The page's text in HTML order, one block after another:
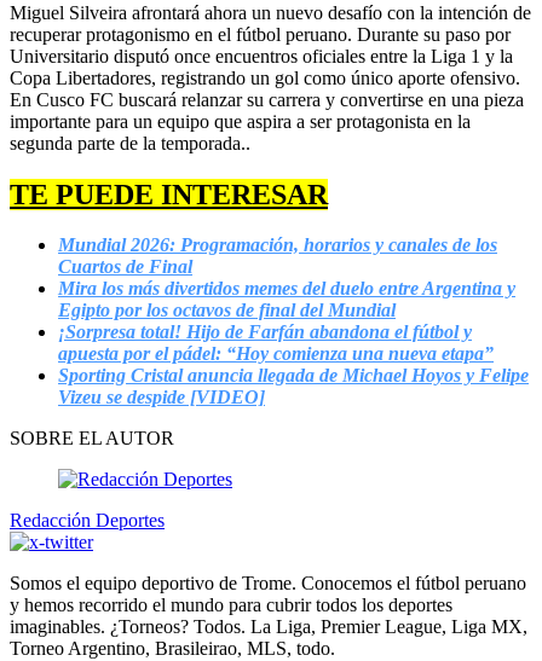
Miguel Silveira afrontará ahora un nuevo desafío con la intención de
recuperar protagonismo en el fútbol peruano. Durante su paso por
Universitario disputó once encuentros oficiales entre la Liga 1 y la
Copa Libertadores, registrando un gol como único aporte ofensivo.
En Cusco FC buscará relanzar su carrera y convertirse en una pieza
importante para un equipo que aspira a ser protagonista en la
segunda parte de la temporada..
TE PUEDE INTERESAR
Mundial 2026: Programación, horarios y canales de los
Cuartos de Final
Mira los más divertidos memes del duelo entre Argentina y
Egipto por los octavos de final del Mundial
¡Sorpresa total! Hijo de Farfán abandona el fútbol y
apuesta por el pádel: “Hoy comienza una nueva etapa”
Sporting Cristal anuncia llegada de Michael Hoyos y Felipe
Vizeu se despide [VIDEO]
SOBRE EL AUTOR
Redacción Deportes
Somos el equipo deportivo de Trome. Conocemos el fútbol peruano
y hemos recorrido el mundo para cubrir todos los deportes
imaginables. ¿Torneos? Todos. La Liga, Premier League, Liga MX,
Torneo Argentino, Brasileirao, MLS, todo.